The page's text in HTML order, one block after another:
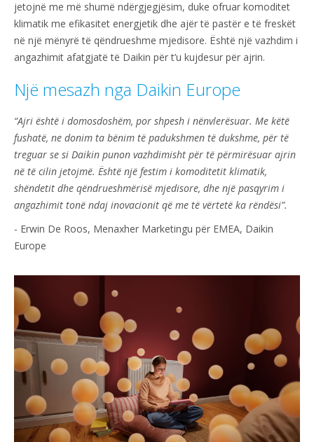
jetojnë me më shumë ndërgjegjësim, duke ofruar komoditet
klimatik me efikasitet energjetik dhe ajër të pastër e të freskët
në një mënyrë të qëndrueshme mjedisore. Është një vazhdim i
angazhimit afatgjatë të Daikin për t’u kujdesur për ajrin.
Një mesazh nga Daikin Europe
“Ajri është i domosdoshëm, por shpesh i nënvlerësuar. Me këtë
fushatë, ne donim ta bënim të padukshmen të dukshme, për të
treguar se si Daikin punon vazhdimisht për të përmirësuar ajrin
në të cilin jetojmë. Është një festim i komoditetit klimatik,
shëndetit dhe qëndrueshmërisë mjedisore, dhe një pasqyrim i
angazhimit tonë ndaj inovacionit që me të vërtetë ka rëndësi”.
- Erwin De Roos, Menaxher Marketingu për EMEA, Daikin
Europe